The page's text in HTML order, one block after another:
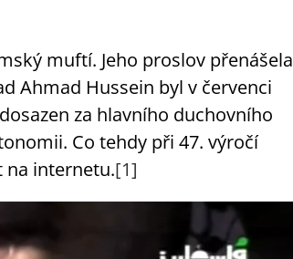
muftí. Jeho proslov přenášela
Ahmad Hussein byl v červenci
za hlavního duchovního
Co tehdy při 47. výročí
na internetu.[1]